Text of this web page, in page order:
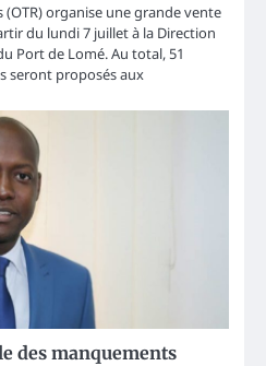
(OTR) organise une grande vente
du lundi 7 juillet à la Direction
Port de Lomé. Au total, 51
seront proposés aux
des manquements